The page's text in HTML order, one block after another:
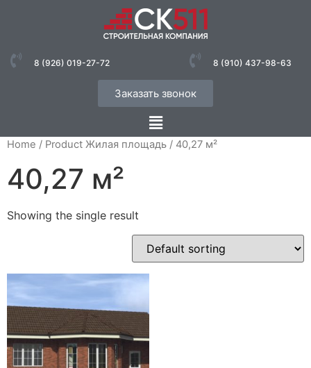
8 (926) 019-27-72 8 (910) 437-98-63
Заказать звонок
Home / Product Жилая площадь / 40,27 м²
40,27 м²
Showing the single result